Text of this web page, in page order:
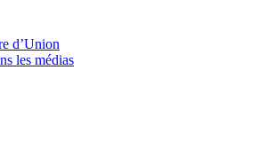
d’Union
les médias